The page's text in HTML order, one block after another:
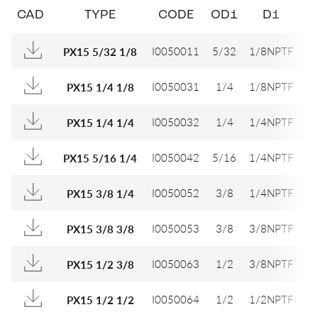
CAD TYPE CODE OD1 D1
PX15 5/32 1/8 I0050011 5/32 1/8NPTF
PX15 1/4 1/8 I0050031 1/4 1/8NPTF
PX15 1/4 1/4 I0050032 1/4 1/4NPTF
PX15 5/16 1/4 I0050042 5/16 1/4NPTF
PX15 3/8 1/4 I0050052 3/8 1/4NPTF
PX15 3/8 3/8 I0050053 3/8 3/8NPTF
PX15 1/2 3/8 I0050063 1/2 3/8NPTF
PX15 1/2 1/2 I0050064 1/2 1/2NPTF